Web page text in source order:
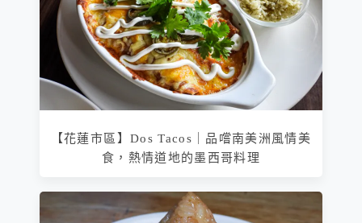
【花蓮市區】Dos Tacos｜品嚐南美洲風情美
食，熱情道地的墨西哥料理